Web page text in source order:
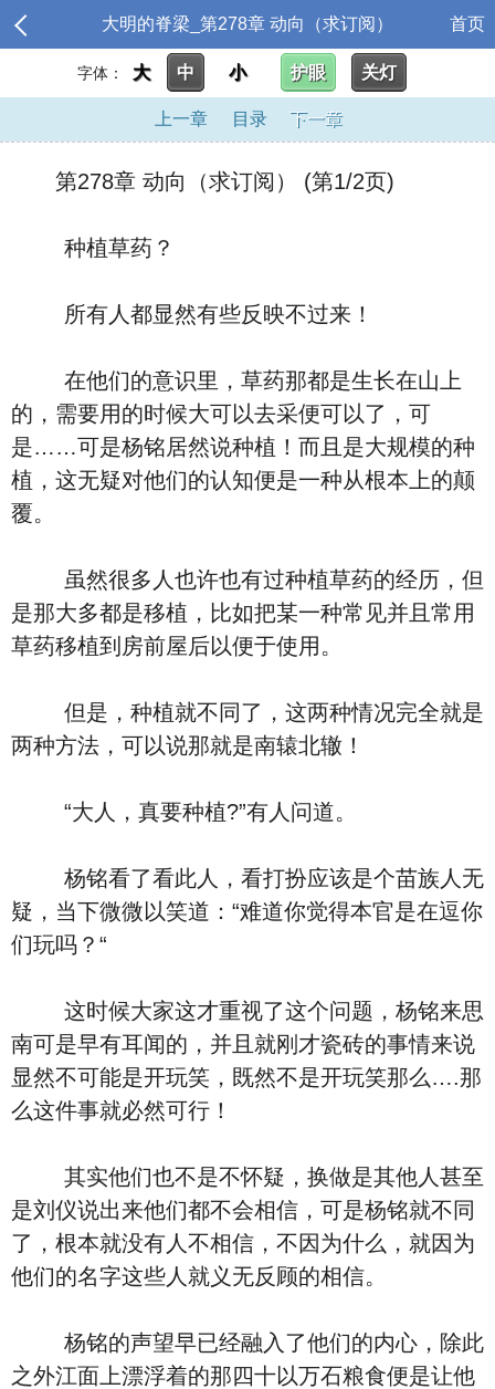
大明的脊梁_第278章 动向（求订阅） 首页
字体： 大 中 小 护眼 关灯
上一章 目录 下一章
第278章 动向（求订阅） (第1/2页)
种植草药？
所有人都显然有些反映不过来！
在他们的意识里，草药那都是生长在山上
的，需要用的时候大可以去采便可以了，可
是……可是杨铭居然说种植！而且是大规模的种
植，这无疑对他们的认知便是一种从根本上的颠
覆。
虽然很多人也许也有过种植草药的经历，但
是那大多都是移植，比如把某一种常见并且常用
草药移植到房前屋后以便于使用。
但是，种植就不同了，这两种情况完全就是
两种方法，可以说那就是南辕北辙！
“大人，真要种植?”有人问道。
杨铭看了看此人，看打扮应该是个苗族人无
疑，当下微微以笑道：“难道你觉得本官是在逗你
们玩吗？“
这时候大家这才重视了这个问题，杨铭来思
南可是早有耳闻的，并且就刚才瓷砖的事情来说
显然不可能是开玩笑，既然不是开玩笑那么….那
么这件事就必然可行！
其实他们也不是不怀疑，换做是其他人甚至
是刘仪说出来他们都不会相信，可是杨铭就不同
了，根本就没有人不相信，不因为什么，就因为
他们的名字这些人就义无反顾的相信。
杨铭的声望早已经融入了他们的内心，除此
之外江面上漂浮着的那四十以万石粮食便是让他